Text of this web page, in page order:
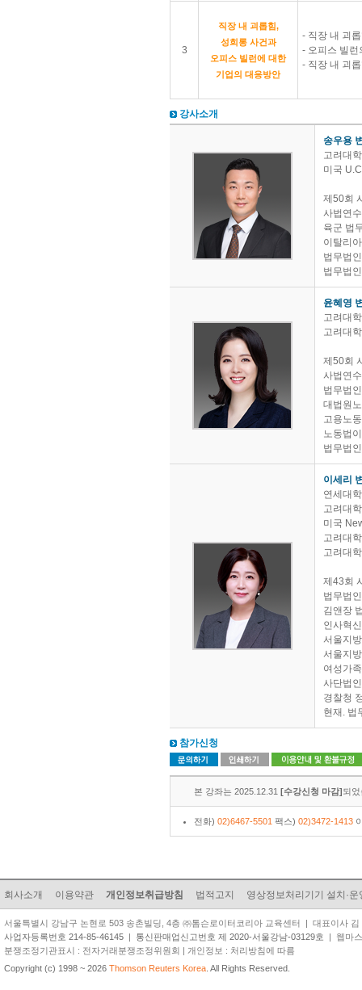
3
직장 내 괴롭힘,
성희롱 사건과
오피스 빌런에 대한
기업의 대응방안
- 직장 내 괴
- 오피스 빌런
- 직장 내 괴
강사소개
송우용
고려대
미국
제50회
사법연
육군 법
이탈리
법무법
법무법
윤혜영
고려대
고려대
제50회
사법연
법무법
대법원
고용노
노동법
법무법
이세리
연세대
고려대
미국
고려대
고려대
제43회
법무법
김앤장
인사혁
서울지
서울지
여성가
사단법
경찰청
현재. 법
참가신청
본 강좌는 2025.12.31 [수강신청 마감]되
전화) 02)6467-5501 팩스) 02)3472-1413
회사소개 이용약관 개인정보취급방침 법적고지 영상정보처리기기 설치·운
서울특별시 강남구 논현로 503 송촌빌딩, 4층 ㈜톰슨로이터코리아 교육센터 | 대표이사
사업자등록번호 214-85-46145 | 통신판매업신고번호 제 2020-서울강남-03129호 | 웹마
분쟁조정기관표시 : 전자거래분쟁조정위원회 | 개인정보 : 처리방침에 따름
Copyright (c) 1998 ~ 2026 Thomson Reuters Korea . All Rights Reserved.